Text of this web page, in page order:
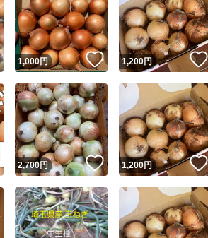
いいね！
1,000円 いいね！
1,200円
いいね！
2,700円 いいね！
1,200円